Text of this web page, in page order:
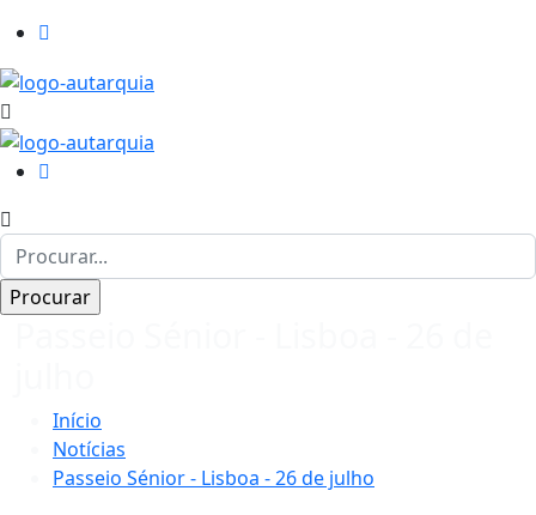
Início
Notícias
Passeio Sénior - Lisboa - 26 de julho